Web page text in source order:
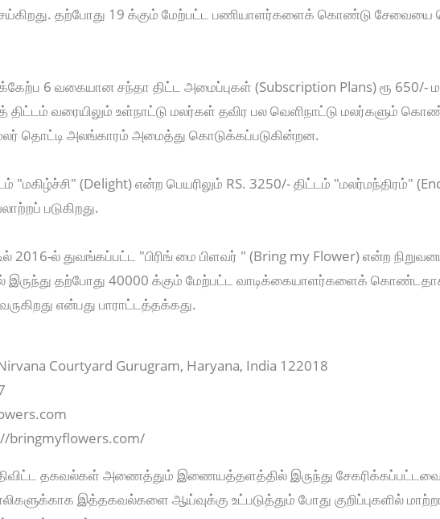
தற்போது 19 க்கும் மேற்பட்ட பணியாளர்களைக் கொண்டு சேவையை
6 வகையான சந்தா திட்ட அமைப்புகள் (Subscription Plans) ரூ 650/-
திட்டம் வரையிலும் உள்நாட்டு மலர்கள் தவிர பல வெளிநாட்டு மலர்களும்
தொட்டி அலங்காரம் அமைத்து கொடுக்கப்படுகின்றன.
"மகிழ்ச்சி" (Delight) என்ற பெயரிலும் RS. 3250/- திட்டம் "மலர்மந்திரம்"
படுகிறது.
2016-ல் துவங்கப்பட்ட "பிரிங் மை பிளவர் " (Bring my Flower) என்ற
இருந்து தற்போது 40000 க்கும் மேற்பட்ட வாடிக்கையாளர்களைக்
என்பது பாராட்டத்தக்கது.
Courtyard Gurugram, Haryana, India 122018
bringmyflowers.com/
பதிவிட்ட தகவல்கள் அணைத்தும் இணையத்தளத்தில் இருந்து
இத்தகவல்களை ஆய்வுக்கு உட்படுத்தும் போது குறிப்புகளில்